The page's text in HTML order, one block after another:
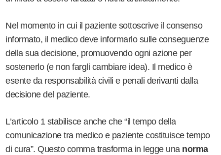
Nel momento in cui il paziente sottoscrive il consenso
informato, il medico deve informarlo sulle conseguenze
della sua decisione, promuovendo ogni azione per
sostenerlo (e non fargli cambiare idea). Il medico è
esente da responsabilità civili e penali derivanti dalla
decisione del paziente.
L’articolo 1 stabilisce anche che “il tempo della
comunicazione tra medico e paziente costituisce tempo
di cura”. Questo comma trasforma in legge una norma